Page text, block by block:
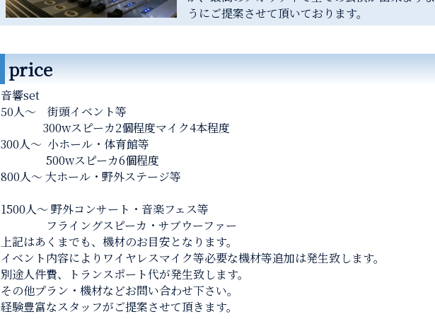
うにご提案させて頂いております。
price
音響set
50人〜 街頭イベント等
300wスピーカ2個程度マイク4本程度
300人〜 小ホール・体育館等
500wスピーカ6個程度
800人〜 大ホール・野外ステージ等
1500人〜 野外コンサート・音楽フェス等
フライングスピーカ・サブウーファー
上記はあくまでも、機材のお目安となります。
イベント内容によりワイヤレスマイク等必要な機材等追加は発生致します。
別途人件費、トランスポート代が発生致します。
その他プラン・機材などお問い合わせ下さい。
経験豊富なスタッフがご提案させて頂きます。